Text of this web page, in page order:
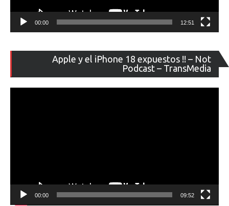
00:00 12:51
Apple y el iPhone 18 expuestos !! – Not
Podcast – TransMedia
de
00:00 09:52